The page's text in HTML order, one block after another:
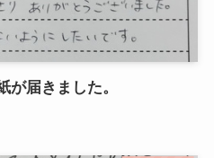
が届きました。